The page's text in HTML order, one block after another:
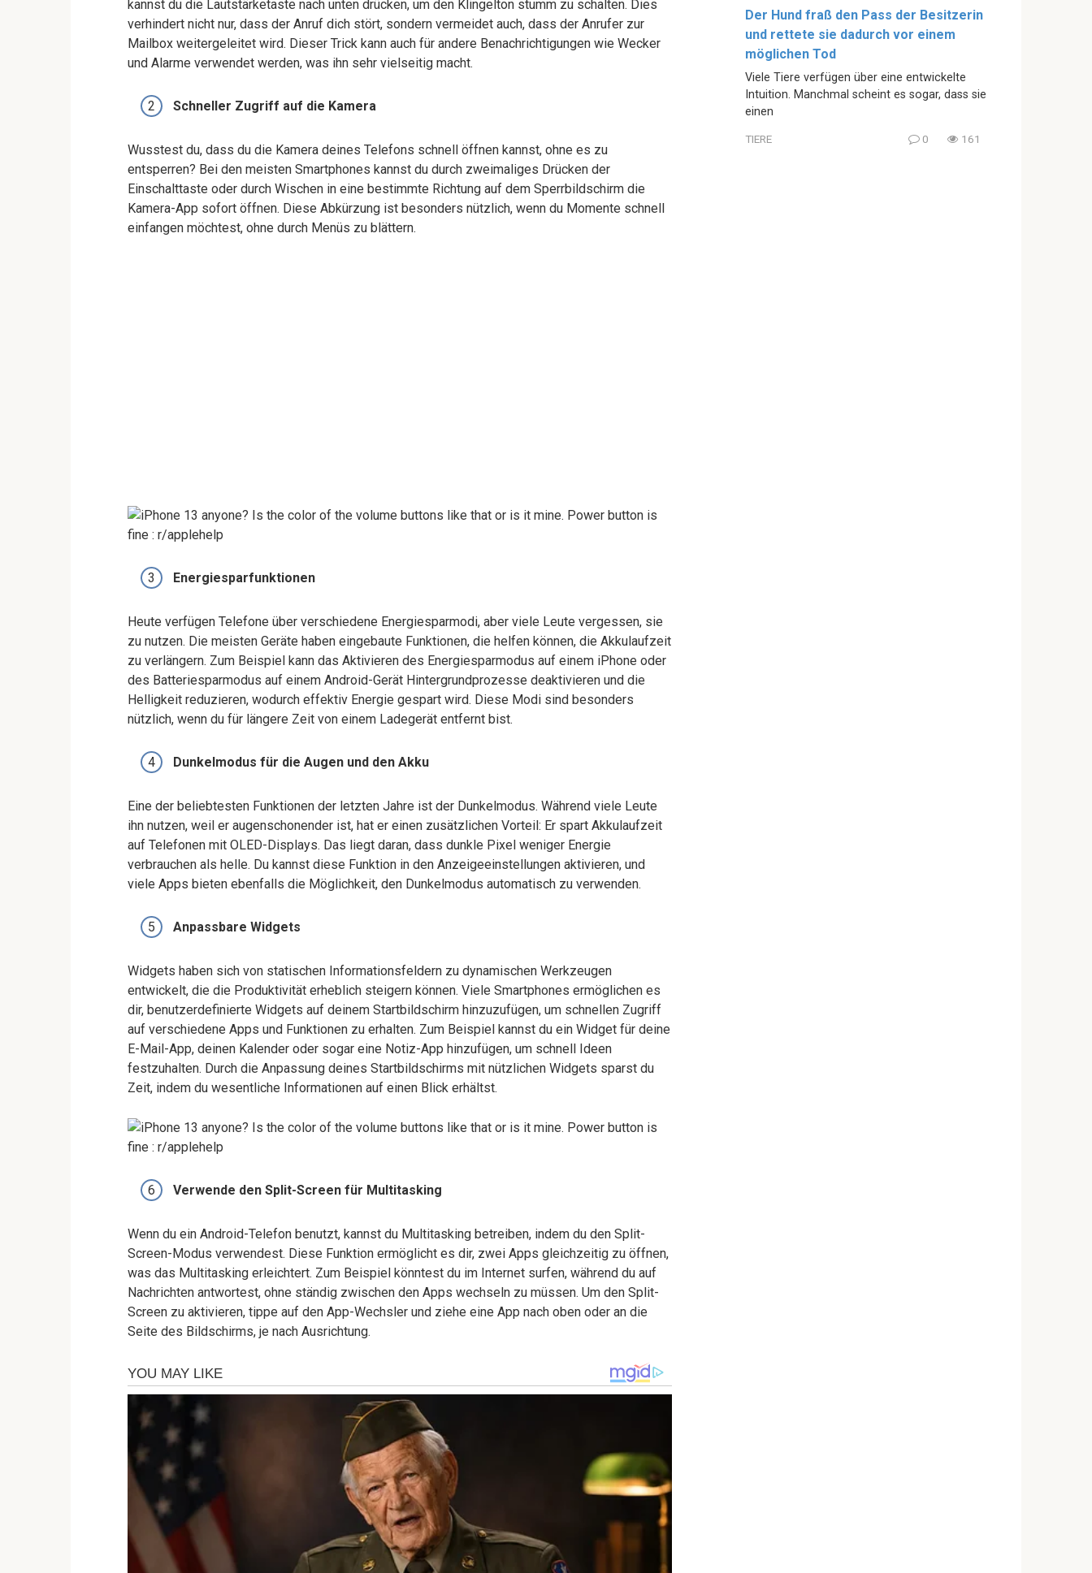
kannst du die Lautstärketaste nach unten drücken, um den Klingelton stumm zu schalten. Dies
verhindert nicht nur, dass der Anruf dich stört, sondern vermeidet auch, dass der Anrufer zur
Mailbox weitergeleitet wird. Dieser Trick kann auch für andere Benachrichtigungen wie Wecker
und Alarme verwendet werden, was ihn sehr vielseitig macht.
Schneller Zugriff auf die Kamera
Wusstest du, dass du die Kamera deines Telefons schnell öffnen kannst, ohne es zu
entsperren? Bei den meisten Smartphones kannst du durch zweimaliges Drücken der
Einschalttaste oder durch Wischen in eine bestimmte Richtung auf dem Sperrbildschirm die
Kamera-App sofort öffnen. Diese Abkürzung ist besonders nützlich, wenn du Momente schnell
einfangen möchtest, ohne durch Menüs zu blättern.
Energiesparfunktionen
Heute verfügen Telefone über verschiedene Energiesparmodi, aber viele Leute vergessen, sie
zu nutzen. Die meisten Geräte haben eingebaute Funktionen, die helfen können, die Akkulaufzeit
zu verlängern. Zum Beispiel kann das Aktivieren des Energiesparmodus auf einem iPhone oder
des Batteriesparmodus auf einem Android-Gerät Hintergrundprozesse deaktivieren und die
Helligkeit reduzieren, wodurch effektiv Energie gespart wird. Diese Modi sind besonders
nützlich, wenn du für längere Zeit von einem Ladegerät entfernt bist.
Dunkelmodus für die Augen und den Akku
Eine der beliebtesten Funktionen der letzten Jahre ist der Dunkelmodus. Während viele Leute
ihn nutzen, weil er augenschonender ist, hat er einen zusätzlichen Vorteil: Er spart Akkulaufzeit
auf Telefonen mit OLED-Displays. Das liegt daran, dass dunkle Pixel weniger Energie
verbrauchen als helle. Du kannst diese Funktion in den Anzeigeeinstellungen aktivieren, und
viele Apps bieten ebenfalls die Möglichkeit, den Dunkelmodus automatisch zu verwenden.
Anpassbare Widgets
Widgets haben sich von statischen Informationsfeldern zu dynamischen Werkzeugen
entwickelt, die die Produktivität erheblich steigern können. Viele Smartphones ermöglichen es
dir, benutzerdefinierte Widgets auf deinem Startbildschirm hinzuzufügen, um schnellen Zugriff
auf verschiedene Apps und Funktionen zu erhalten. Zum Beispiel kannst du ein Widget für deine
E-Mail-App, deinen Kalender oder sogar eine Notiz-App hinzufügen, um schnell Ideen
festzuhalten. Durch die Anpassung deines Startbildschirms mit nützlichen Widgets sparst du
Zeit, indem du wesentliche Informationen auf einen Blick erhältst.
Verwende den Split-Screen für Multitasking
Wenn du ein Android-Telefon benutzt, kannst du Multitasking betreiben, indem du den Split-
Screen-Modus verwendest. Diese Funktion ermöglicht es dir, zwei Apps gleichzeitig zu öffnen,
was das Multitasking erleichtert. Zum Beispiel könntest du im Internet surfen, während du auf
Nachrichten antwortest, ohne ständig zwischen den Apps wechseln zu müssen. Um den Split-
Screen zu aktivieren, tippe auf den App-Wechsler und ziehe eine App nach oben oder an die
Seite des Bildschirms, je nach Ausrichtung.
Der Hund fraß den Pass der Besitzerin
und rettete sie dadurch vor einem
möglichen Tod
Viele Tiere verfügen über eine entwickelte
Intuition. Manchmal scheint es sogar, dass sie
einen
TIERE 0 161